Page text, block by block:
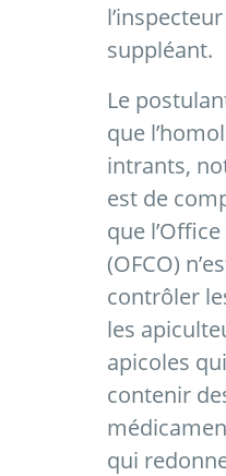
suppléant.
Le
que
intrants,
est de
que
(OFCO)
contrôler
les
apicoles
contenir
qui